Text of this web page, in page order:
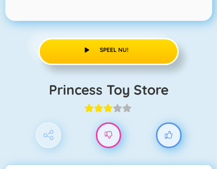
SPEEL NU!
Princess Toy Store